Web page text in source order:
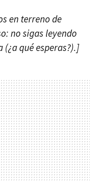
en terreno de
no sigas leyendo
qué esperas?).]